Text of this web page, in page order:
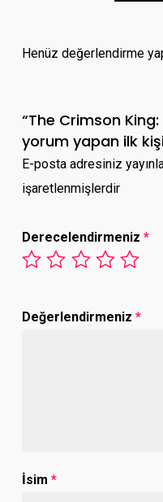
Henüz değerlendirme
“The Crimson
yorum yapan ilk
E-posta adresiniz
işaretlenmişlerdir
Derecelendirmeniz *
Değerlendirmeniz *
İsim *